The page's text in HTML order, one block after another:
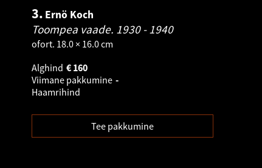
3. Ernö Koch
Toompea vaade. 1930 - 1940
ofort. 18.0 × 16.0 cm
Alghind
160
€
Viimane pakkumine -
Haamrihind
Tee pakkumine